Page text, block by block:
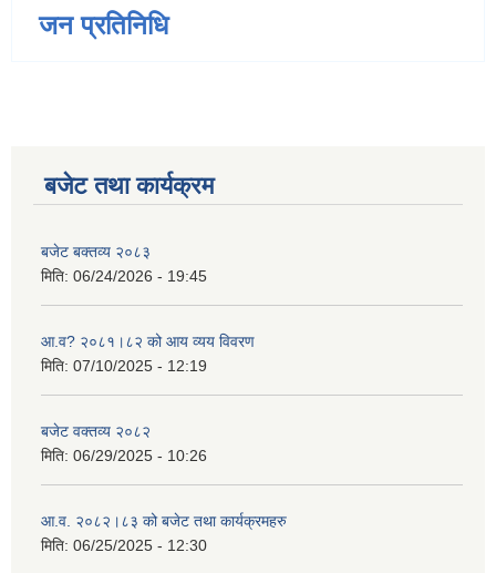
जन प्रतिनिधि
बजेट तथा कार्यक्रम
बजेट बक्तव्य २०८३
मिति: 06/24/2026 - 19:45
आ.व? २०८१।८२ को आय व्यय विवरण
मिति: 07/10/2025 - 12:19
बजेट वक्तव्य २०८२
मिति: 06/29/2025 - 10:26
आ.व. २०८२।८३ को बजेट तथा कार्यक्रमहरु
मिति: 06/25/2025 - 12:30